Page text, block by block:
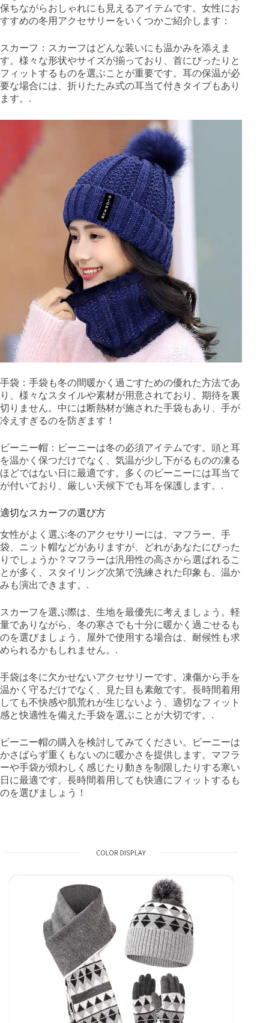
保ちながらおしゃれにも見えるアイテムです。女性にお
すすめの冬用アクセサリーをいくつかご紹介します：
スカーフ：スカーフはどんな装いにも温かみを添えま
す。様々な形状やサイズが揃っており、首にぴったりと
フィットするものを選ぶことが重要です。耳の保温が必
要な場合には、折りたたみ式の耳当て付きタイプもあり
ます。.
手袋：手袋も冬の間暖かく過ごすための優れた方法であ
り、様々なスタイルや素材が用意されており、期待を裏
切りません。中には断熱材が施された手袋もあり、手が
冷えすぎるのを防ぎます！
ビーニー帽：ビーニーは冬の必須アイテムです。頭と耳
を温かく保つだけでなく、気温が少し下がるものの凍る
ほどではない日に最適です。多くのビーニーには耳当て
が付いており、厳しい天候下でも耳を保護します。.
適切なスカーフの選び方
女性がよく選ぶ冬のアクセサリーには、マフラー、手
袋、ニット帽などがありますが、どれがあなたにぴった
りでしょうか？マフラーは汎用性の高さから選ばれるこ
とが多く、スタイリング次第で洗練された印象も、温か
みも演出できます。.
スカーフを選ぶ際は、生地を最優先に考えましょう。軽
量でありながら、冬の寒さでも十分に暖かく過ごせるも
のを選びましょう。屋外で使用する場合は、耐候性も求
められるかもしれません。.
手袋は冬に欠かせないアクセサリーです。凍傷から手を
温かく守るだけでなく、見た目も素敵です。長時間着用
しても不快感や肌荒れが生じないよう、適切なフィット
感と快適性を備えた手袋を選ぶことが大切です。.
ビーニー帽の購入を検討してみてください。ビーニーは
かさばらず重くもないのに暖かさを提供します。マフラ
ーや手袋が煩わしく感じたり動きを制限したりする寒い
日に最適です。長時間着用しても快適にフィットするも
のを選びましょう！